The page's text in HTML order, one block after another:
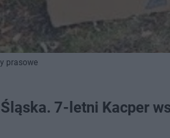
prasowe
7-letni Kacper